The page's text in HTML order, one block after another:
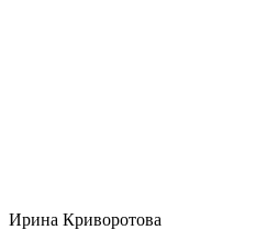
Ирина Криворотова